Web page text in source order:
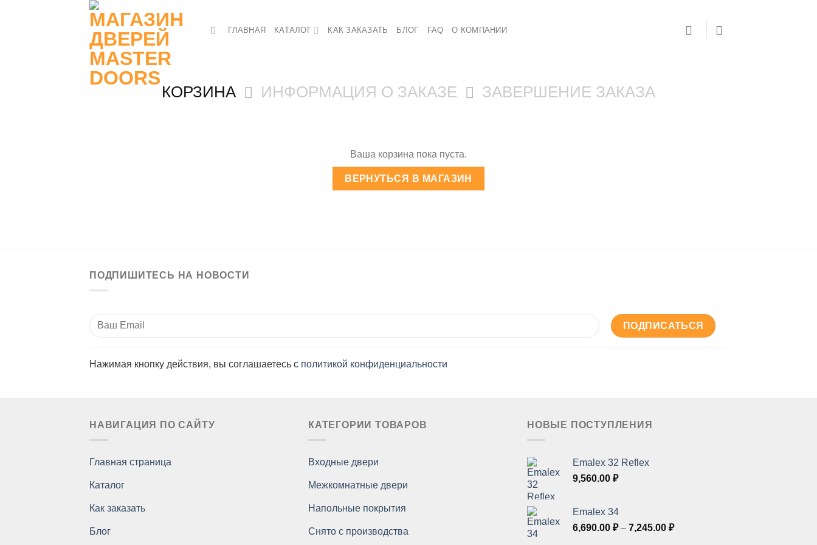
ГЛАВНАЯ КАТАЛОГ КАК ЗАКАЗАТЬ БЛОГ FAQ О КОМПАНИИ
КОРЗИНА ИНФОРМАЦИЯ О ЗАКАЗЕ ЗАВЕРШЕНИЕ ЗАКАЗА
Ваша корзина пока пуста.
ВЕРНУТЬСЯ В МАГАЗИН
ПОДПИШИТЕСЬ НА НОВОСТИ
Нажимая кнопку действия, вы соглашаетесь с политикой конфиденциальности
НАВИГАЦИЯ ПО САЙТУ
Главная страница
Каталог
Как заказать
Блог
КАТЕГОРИИ ТОВАРОВ
Входные двери
Межкомнатные двери
Напольные покрытия
Снято с производства
НОВЫЕ ПОСТУПЛЕНИЯ
Emalex 32 Reflex
9,560.00 ₽
Emalex 34
6,690.00 ₽ – 7,245.00 ₽Диапазон